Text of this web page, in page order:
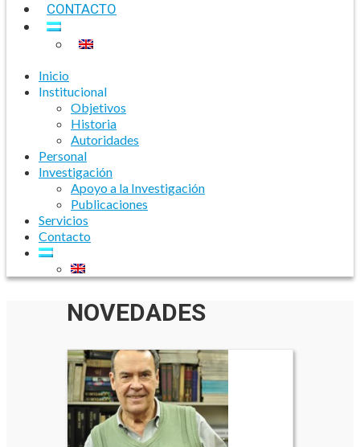
CONTACTO
Inicio
Institucional
Objetivos
Historia
Autoridades
Personal
Investigación
Apoyo a la Investigación
Publicaciones
Servicios
Contacto
NOVEDADES